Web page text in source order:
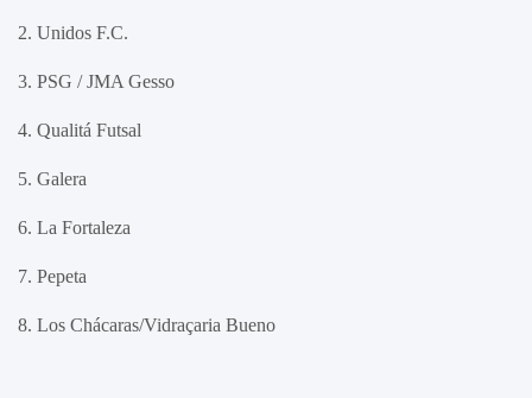
2. Unidos F.C.
3. PSG / JMA Gesso
4. Qualitá Futsal
5. Galera
6. La Fortaleza
7. Pepeta
8. Los Chácaras/Vidraçaria Bueno